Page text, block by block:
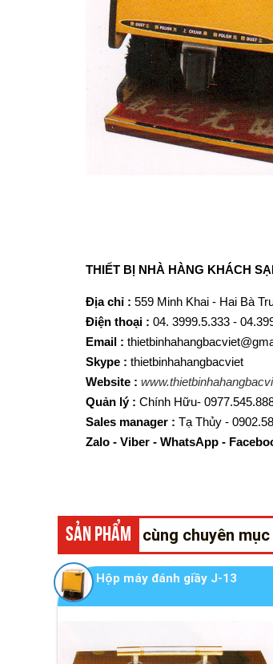
THIẾT BỊ NHÀ HÀNG KHÁCH
Địa chỉ : 559 Minh Khai - Hai Bà
Điện thoại : 04. 3999.5.333 -
Email :
Skype : thietbinhahangbacviet
Website :
Quản lý : Chính Hữu-
Sales manager : Tạ Thủy -
Zalo - Viber - WhatsApp -
SẢN PHẨM cùng chuyên mục
Hộp máy đánh giầy J-13